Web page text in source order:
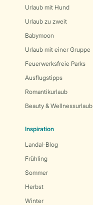
Urlaub mit Hund
Urlaub zu zweit
Babymoon
Urlaub mit einer Gruppe
Feuerwerksfreie Parks
Ausflugstipps
Romantikurlaub
Beauty & Wellnessurlaub
Inspiration
Landal-Blog
Frühling
Sommer
Herbst
Winter